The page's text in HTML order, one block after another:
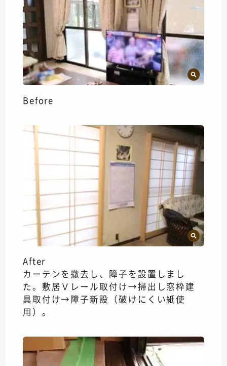
Before
After
カーテンを撤去し、障子を設置しまし
た。敷居Ｖレール取付け→掃出し窓枠建
具取付け→障子新設（破けにくい紙使
用）。